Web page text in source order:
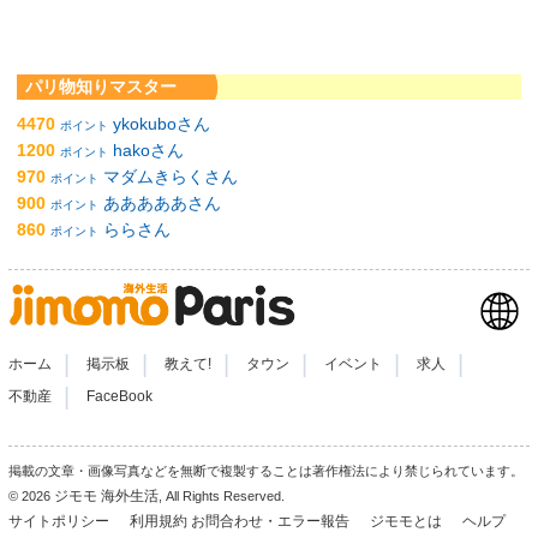
パリ物知りマスター
4470 ポイント ykokuboさん
1200 ポイント
hakoさん
970 ポイント
マダムきらくさん
900 ポイント
あああああさん
860 ポイント ららさん
ホーム 掲示板 教えて! タウン イベント 求人
不動産 FaceBook
掲載の文章・画像写真などを無断で複製することは著作権法により禁じられています。
© 2026 ジモモ 海外生活 , All Rights Reserved.
サイトポリシー 利用規約 お問合わせ・エラー報告 ジモモとは ヘルプ